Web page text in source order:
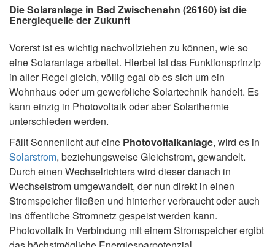
Die Solaranlage in Bad Zwischenahn (26160) ist die
Energiequelle der Zukunft
Vorerst ist es wichtig nachvollziehen zu können, wie so
eine Solaranlage arbeitet. Hierbei ist das Funktionsprinzip
in aller Regel gleich, völlig egal ob es sich um ein
Wohnhaus oder um gewerbliche Solartechnik handelt. Es
kann einzig in Photovoltaik oder aber Solarthermie
unterschieden werden.
Fällt Sonnenlicht auf eine Photovoltaikanlage, wird es in
Solarstrom, beziehungsweise Gleichstrom, gewandelt.
Durch einen Wechselrichters wird dieser danach in
Wechselstrom umgewandelt, der nun direkt in einen
Stromspeicher fließen und hinterher verbraucht oder auch
ins öffentliche Stromnetz gespeist werden kann.
Photovoltaik in Verbindung mit einem Stromspeicher ergibt